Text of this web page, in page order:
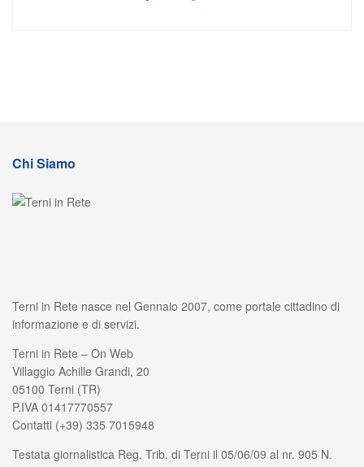
Chi Siamo
Terni in Rete nasce nel Gennaio 2007, come portale cittadino di
informazione e di servizi.
Terni in Rete – On Web
Villaggio Achille Grandi, 20
05100 Terni (TR)
P.IVA 01417770557
Contatti (+39) 335 7015948
Testata giornalistica Reg. Trib. di Terni il 05/06/09 al nr. 905 N.